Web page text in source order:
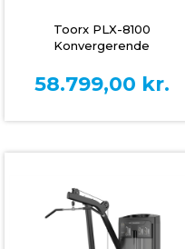
Toorx PLX-8100
Konvergerende
58.799,00 kr.